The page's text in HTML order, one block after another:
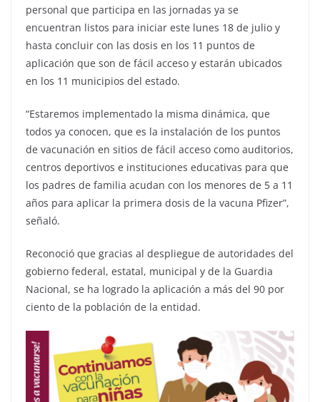
personal que participa en las jornadas ya se
encuentran listos para iniciar este lunes 18 de julio y
hasta concluir con las dosis en los 11 puntos de
aplicación que son de fácil acceso y estarán ubicados
en los 11 municipios del estado.
“Estaremos implementado la misma dinámica, que
todos ya conocen, que es la instalación de los puntos
de vacunación en sitios de fácil acceso como auditorios,
centros deportivos e instituciones educativas para que
los padres de familia acudan con los menores de 5 a 11
años para aplicar la primera dosis de la vacuna Pfizer”,
señaló.
Reconoció que gracias al despliegue de autoridades del
gobierno federal, estatal, municipal y de la Guardia
Nacional, se ha logrado la aplicación a más del 90 por
ciento de la población de la entidad.